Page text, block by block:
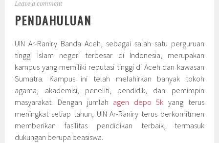
Leave a comment
PENDAHULUAN
UIN Ar-Raniry Banda Aceh, sebagai salah satu perguruan
tinggi Islam negeri terbesar di Indonesia, merupakan
kampus yang memiliki reputasi tinggi di Aceh dan kawasan
Sumatra. Kampus ini telah melahirkan banyak tokoh
agama, akademisi, peneliti, pendidik, dan pemimpin
masyarakat. Dengan jumlah agen depo 5k yang terus
meningkat setiap tahun, UIN Ar-Raniry terus berkomitmen
memberikan fasilitas pendidikan terbaik, termasuk
dukungan berupa beasiswa.